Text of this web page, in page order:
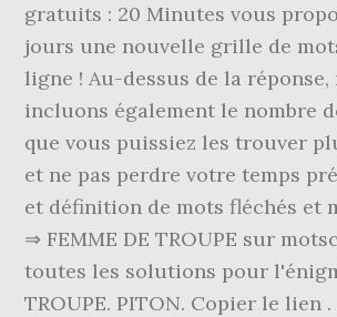
gratuits : 20 Minutes vous
jours une nouvelle grille de
ligne ! Au-dessus de la réponse,
incluons également le nombre
que vous puissiez les trouver
et ne pas perdre votre temps
et définition de mots fléchés et
⇒ FEMME DE TROUPE sur
toutes les solutions pour
TROUPE. PITON. Copier le lien